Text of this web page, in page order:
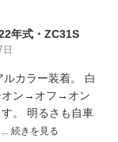
年式・ZC31S
カラー装着。 白
オン→オフ→オン
。 明るさも自車
続きを見る